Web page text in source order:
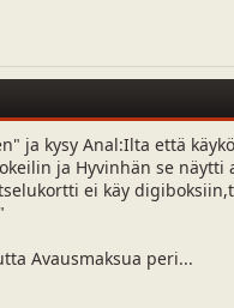
ja kysy Anal:Ilta että
ja Hyvinhän se näytti
ei käy
Avausmaksua peri...